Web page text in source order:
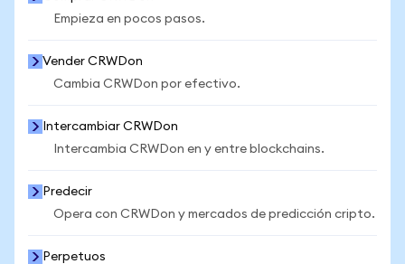
Empieza en pocos pasos.
Vender CRWDon
Cambia CRWDon por efectivo.
Intercambiar CRWDon
Intercambia CRWDon en y entre blockchains.
Predecir
Opera con CRWDon y mercados de predicción cripto.
Perpetuos